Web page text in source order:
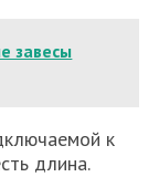
завесы
к
длина.